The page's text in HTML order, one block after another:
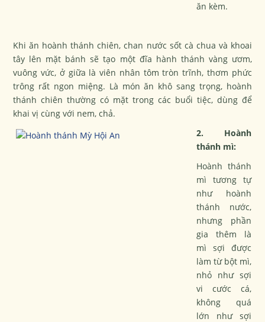
ăn kèm.
Khi ăn hoành thánh chiên, chan nước sốt cà chua và khoai
tây lên mặt bánh sẽ tạo một đĩa hành thánh vàng ươm,
vuông vức, ở giữa là viên nhân tôm tròn trĩnh, thơm phức
trông rất ngon miệng. Là món ăn khô sang trọng, hoành
thánh chiên thường có mặt trong các buổi tiệc, dùng để
khai vị cùng với nem, chả.
2. Hoành
thánh mì:
Hoành thánh
mì tương tự
như hoành
thánh nước,
nhưng phần
gia thêm là
mì sợi được
làm từ bột mì,
nhỏ như sợi
vi cước cá,
không quá
lớn như sợi